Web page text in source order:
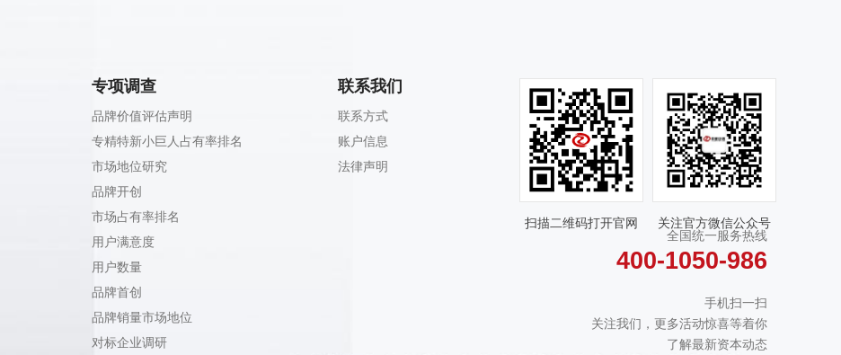
专项调查
品牌价值评估声明
专精特新小巨人占有率排名
市场地位研究
品牌开创
市场占有率排名
用户满意度
用户数量
品牌首创
品牌销量市场地位
对标企业调研
联系我们
联系方式
账户信息
法律声明
扫描二维码打开官网
关注官方微信公众号
全国统一服务热线
400-1050-986
手机扫一扫
关注我们，更多活动惊喜等着你
了解最新资本动态